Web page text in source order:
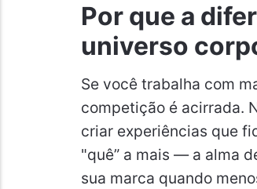
Por que a
universo
Se você trabalha com
competição é acirrada.
criar experiências que
"quê” a mais — a alma
sua marca quando